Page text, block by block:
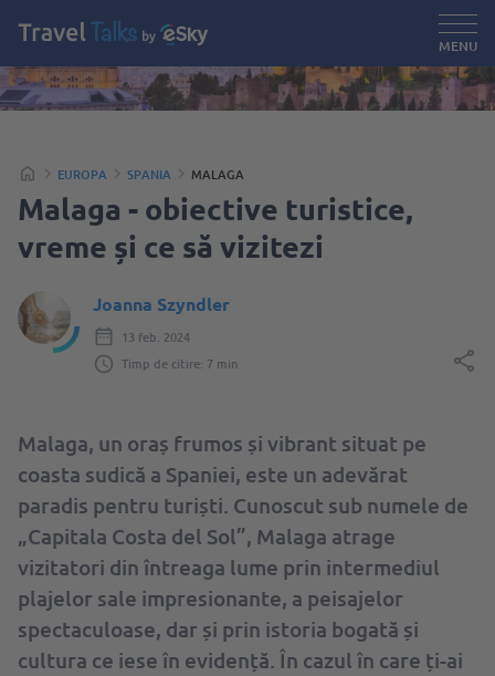
MENU
EUROPA SPANIA MALAGA
Malaga - obiective turistice,
vreme și ce să vizitezi
Joanna Szyndler
13 feb. 2024
Timp de citire: 7 min
Malaga, un oraș frumos și vibrant situat pe
coasta sudică a Spaniei, este un adevărat
paradis pentru turiști. Cunoscut sub numele de
„Capitala Costa del Sol”, Malaga atrage
vizitatori din întreaga lume prin intermediul
plajelor sale impresionante, a peisajelor
spectaculoase, dar și prin istoria bogată și
cultura ce iese în evidență. În cazul în care ți-ai